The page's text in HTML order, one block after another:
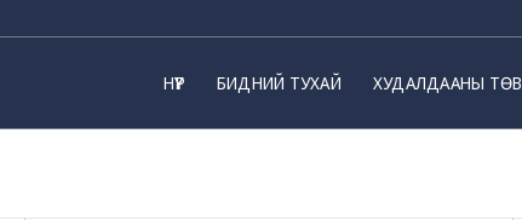
НҮҮР БИДНИЙ ТУХАЙ ХУДАЛДААНЫ ТӨВ